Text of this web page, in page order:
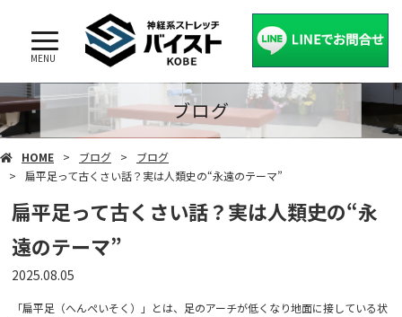
MENU
ブログ
HOME ブログ
ブログ
扁平足って古くさい話？実は人類史の“永遠のテーマ”
扁平足って古くさい話？実は人類史の“永
遠のテーマ”
2025.08.05
「扁平足（へんぺいそく）」とは、足のアーチが低くなり地面に接している状